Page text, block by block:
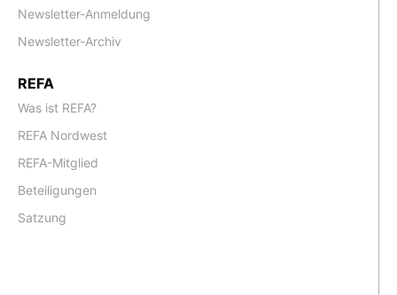
Newsletter-Anmeldung
Newsletter-Archiv
REFA
Was ist REFA?
REFA Nordwest
REFA-Mitglied
Beteiligungen
Satzung